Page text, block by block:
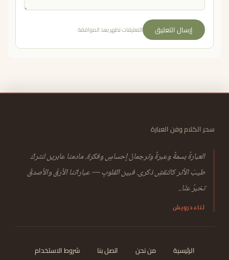
إرسال التعليق التعليقات تظهر بعد الموافقة
سحر الكلام وفن العبارة
العبارةُ بسمةٌ وعبرةٌ وترجمانُ إحساسٍ وفكرة. مادمنا عابرين لنتركَ
طيبَ الأثر كالنقشِ ذكرى. فبين القلوبِ — عباراتنا الأرقّ والأصدقُ
تخبرُ عنّا..
ثناء درويش
الرئيسية من نحن اتصل بنا شروط الاستخدام